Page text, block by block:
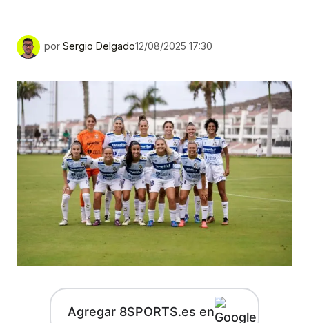
por Sergio Delgado12/08/2025 17:30
Agregar 8SPORTS.es en